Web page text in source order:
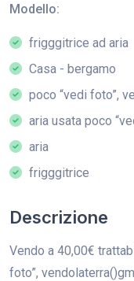
Modello:
frigggitrice ad aria
Casa - bergamo
poco “vedi foto”,
aria usata poco
aria
frigggitrice
Descrizione
Vendo a 40,00€
foto”,